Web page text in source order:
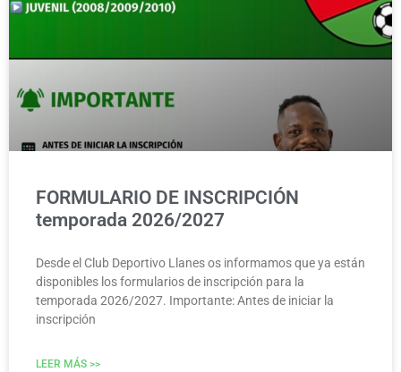
FORMULARIO DE INSCRIPCIÓN
temporada 2026/2027
Desde el Club Deportivo Llanes os informamos que ya están
disponibles los formularios de inscripción para la
temporada 2026/2027. Importante: Antes de iniciar la
inscripción
LEER MÁS >>